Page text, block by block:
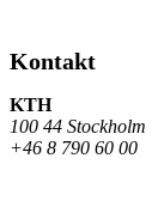
Kontakt
KTH
100 44 Stockholm
+46 8 790 60 00